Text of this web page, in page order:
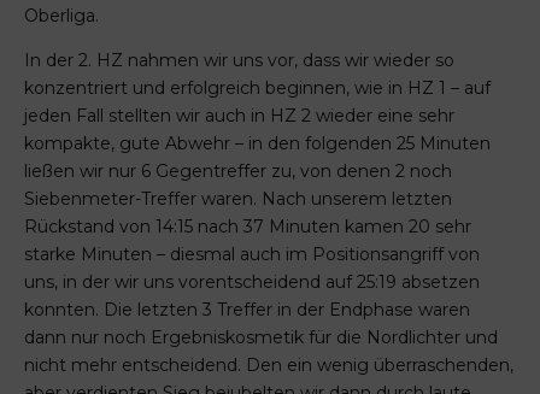
Oberliga.
In der 2. HZ nahmen wir uns vor, dass wir wieder so
konzentriert und erfolgreich beginnen, wie in HZ 1 – auf
jeden Fall stellten wir auch in HZ 2 wieder eine sehr
kompakte, gute Abwehr – in den folgenden 25 Minuten
ließen wir nur 6 Gegentreffer zu, von denen 2 noch
Siebenmeter-Treffer waren. Nach unserem letzten
Rückstand von 14:15 nach 37 Minuten kamen 20 sehr
starke Minuten – diesmal auch im Positionsangriff von
uns, in der wir uns vorentscheidend auf 25:19 absetzen
konnten. Die letzten 3 Treffer in der Endphase waren
dann nur noch Ergebniskosmetik für die Nordlichter und
nicht mehr entscheidend. Den ein wenig überraschenden,